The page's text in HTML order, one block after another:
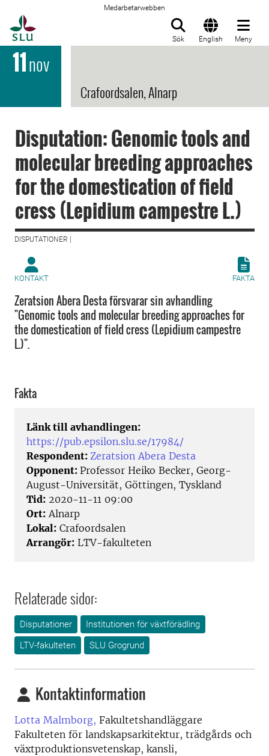
Medarbetarwebben
Sök English Meny
11nov
Crafoordsalen, Alnarp
Disputation: Genomic tools and
molecular breeding approaches
for the domestication of field
cress (Lepidium campestre L.)
DISPUTATIONER |
KONTAKT FAKTA
Zeratsion Abera Desta försvarar sin avhandling
"Genomic tools and molecular breeding approaches for
the domestication of field cress (Lepidium campestre
L.)".
Fakta
Länk till avhandlingen:
https://pub.epsilon.slu.se/17984/
Respondent: Zeratsion Abera Desta
Opponent: Professor Heiko Becker, Georg-
August-Universität, Göttingen, Tyskland
Tid: 2020-11-11 09:00
Ort: Alnarp
Lokal: Crafoordsalen
Arrangör: LTV-fakulteten
Relaterade sidor:
Disputationer
Institutionen för växtförädling
LTV-fakulteten
SLU Grogrund
Kontaktinformation
Lotta Malmborg, Fakultetshandläggare
Fakulteten för landskapsarkitektur, trädgårds och
växtproduktionsvetenskap, kansli,